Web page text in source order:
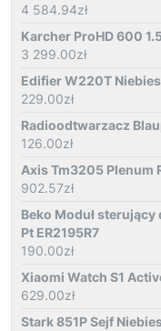
4 584.94zł
Karcher ProHD 600
3 299.00zł
Edifier W220T
229.00zł
Radioodtwarzacz
126.00zł
Axis Tm3205 Plenum
902.57zł
Beko Moduł
Pt ER2195R7
190.00zł
Xiaomi Watch S1
629.00zł
Stark 851P Sejf